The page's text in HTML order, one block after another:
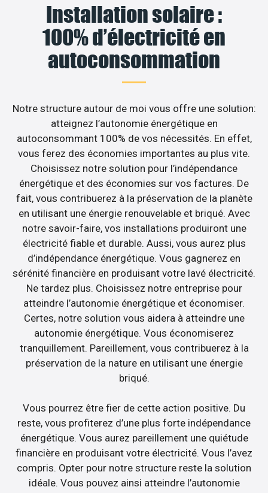
Installation solaire :
100% d’électricité en
autoconsommation
Notre structure autour de moi vous offre une solution:
atteignez l’autonomie énergétique en
autoconsommant 100% de vos nécessités. En effet,
vous ferez des économies importantes au plus vite.
Choisissez notre solution pour l’indépendance
énergétique et des économies sur vos factures. De
fait, vous contribuerez à la préservation de la planète
en utilisant une énergie renouvelable et briqué. Avec
notre savoir-faire, vos installations produiront une
électricité fiable et durable. Aussi, vous aurez plus
d’indépendance énergétique. Vous gagnerez en
sérénité financière en produisant votre lavé électricité.
Ne tardez plus. Choisissez notre entreprise pour
atteindre l’autonomie énergétique et économiser.
Certes, notre solution vous aidera à atteindre une
autonomie énergétique. Vous économiserez
tranquillement. Pareillement, vous contribuerez à la
préservation de la nature en utilisant une énergie
briqué.
Vous pourrez être fier de cette action positive. Du
reste, vous profiterez d’une plus forte indépendance
énergétique. Vous aurez pareillement une quiétude
financière en produisant votre électricité. Vous l’avez
compris. Opter pour notre structure reste la solution
idéale. Vous pouvez ainsi atteindre l’autonomie